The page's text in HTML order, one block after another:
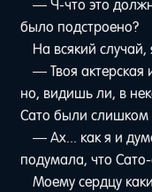
— Ч-что это
было подстроено?
На всякий
— Твоя актерская
но, видишь ли, в
Сато были слишком
— Ах... как я и
подумала, что
Моему сердцу